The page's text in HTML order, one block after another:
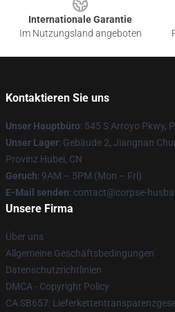
Internationale Garantie
Im Nutzungsland angeboten
Kontaktieren Sie uns
Unser Hauptbüro: 545 S Arroyo Pkwy,
Unser Lager: Gebäude 2, Jiangnan
Provinz Hubei, CN
Geruch: 9AM – 5PM (Mon – Fri)
E-Mail senden: contact@corpse-
Unsere Firma
Über uns
Allgemeine Geschäftsbedingungen
Datenschutzrichtlinien
DMCA - Copyright Policy
CA SB657: